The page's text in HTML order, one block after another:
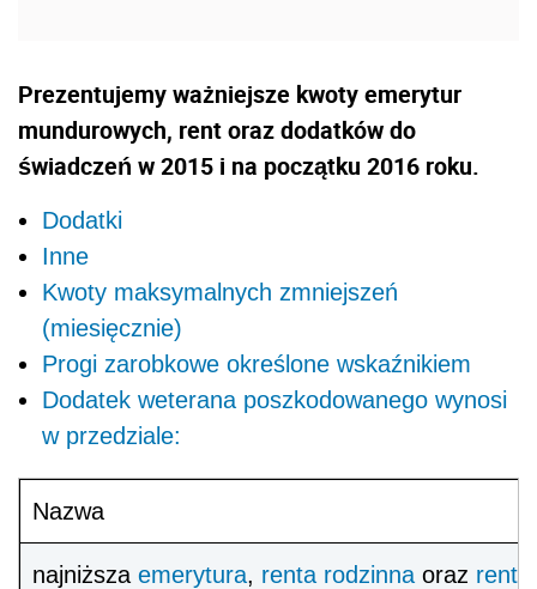
Prezentujemy ważniejsze kwoty emerytur
mundurowych, rent oraz dodatków do
świadczeń w 2015 i na początku 2016 roku.
Dodatki
Inne
Kwoty maksymalnych zmniejszeń
(miesięcznie)
Progi zarobkowe określone wskaźnikiem
Dodatek weterana poszkodowanego wynosi
w przedziale:
Nazwa
najniższa emerytura, renta rodzinna oraz renta